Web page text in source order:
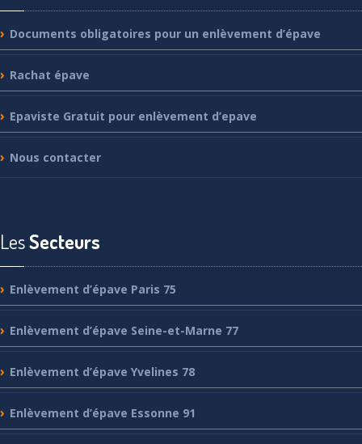
Documents obligatoires pour un enlèvement d’épave
Rachat épave
Epaviste Gratuit pour enlèvement d’epave
Nous contacter
LesSecteurs
Enlèvement d’épave Paris 75
Enlèvement d’épave Seine-et-Marne 77
Enlèvement d’épave Yvelines 78
Enlèvement d’épave Essonne 91